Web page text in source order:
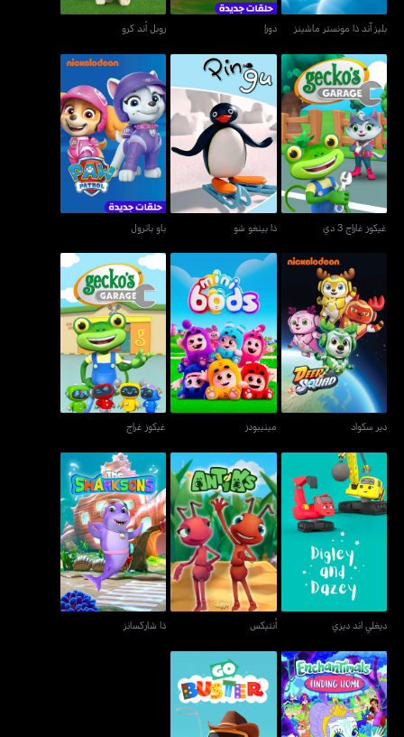
بليز آند ذا مونستر ماشينز دورا روبل أند كرو
غيكوز غاراج 3 دي
غيكوز غاراج 3 دي
ذا بينغو شو
ذا بينغو شو
باو باترول
باو باترول
دير سكواد
دير سكواد
مينيبودز
مينيبودز
غيكوز غراج
غيكوز غراج
ديغلي اند ديزي
ديغلي اند ديزي
أنتيكس
أنتيكس
ذا شاركسانز
ذا شاركسانز
إنشانتيمالز - فايندينغ هوم غو باستر